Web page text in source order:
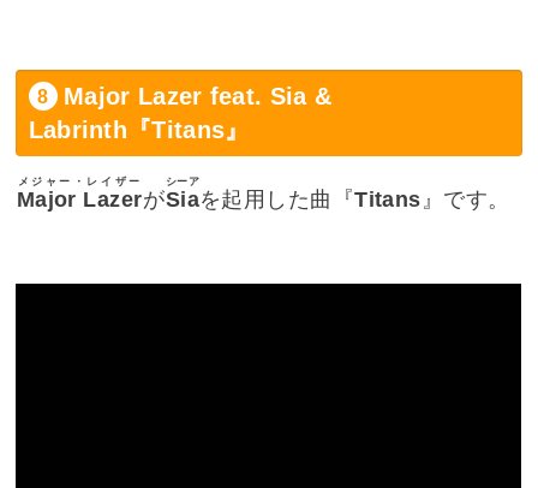
Major Lazer feat. Sia &
Labrinth『Titans』
Major Lazer
メジャー・レイザー
がSia
シーア
を起用した曲『Titans』です。